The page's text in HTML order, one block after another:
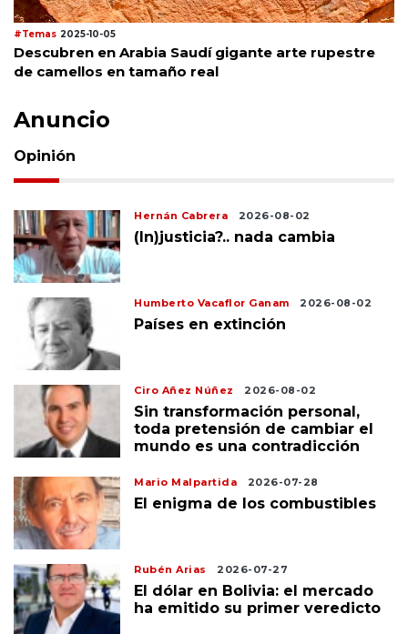
#Temas 2025-10-05
Descubren en Arabia Saudí gigante arte rupestre
de camellos en tamaño real
Anuncio
Opinión
Hernán Cabrera 2026-08-02
(In)justicia?.. nada cambia
Humberto Vacaflor Ganam 2026-08-02
Países en extinción
Ciro Añez Núñez 2026-08-02
Sin transformación personal,
toda pretensión de cambiar el
mundo es una contradicción
Mario Malpartida 2026-07-28
El enigma de los combustibles
Rubén Arias 2026-07-27
El dólar en Bolivia: el mercado
ha emitido su primer veredicto